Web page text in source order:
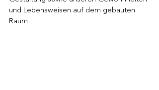
und Lebensweisen auf dem gebauten
Raum.